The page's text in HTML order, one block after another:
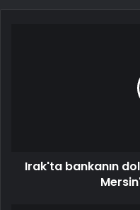
Irak'ta bankanın